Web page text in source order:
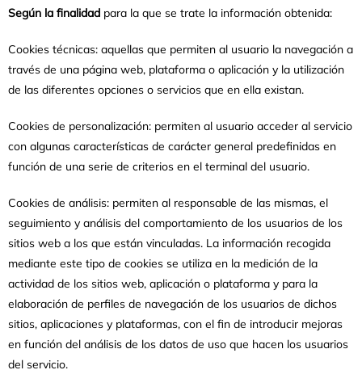
Según la finalidad para la que se trate la información obtenida:
Cookies técnicas: aquellas que permiten al usuario la navegación a
través de una página web, plataforma o aplicación y la utilización
de las diferentes opciones o servicios que en ella existan.
Cookies de personalización: permiten al usuario acceder al servicio
con algunas características de carácter general predefinidas en
función de una serie de criterios en el terminal del usuario.
Cookies de análisis: permiten al responsable de las mismas, el
seguimiento y análisis del comportamiento de los usuarios de los
sitios web a los que están vinculadas. La información recogida
mediante este tipo de cookies se utiliza en la medición de la
actividad de los sitios web, aplicación o plataforma y para la
elaboración de perfiles de navegación de los usuarios de dichos
sitios, aplicaciones y plataformas, con el fin de introducir mejoras
en función del análisis de los datos de uso que hacen los usuarios
del servicio.